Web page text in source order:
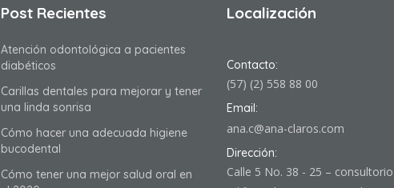
Post Recientes
Atención odontológica a pacientes
diabéticos
Carillas dentales para mejorar y tener
una linda sonrisa
Cómo hacer una adecuada higiene
bucodental
Cómo tener una mejor salud oral en
Localización
Contacto:
(57) (2) 558 88 00
Email:
ana.c@ana-claros.com
Dirección:
Calle 5 No. 38 - 25 – consultorio